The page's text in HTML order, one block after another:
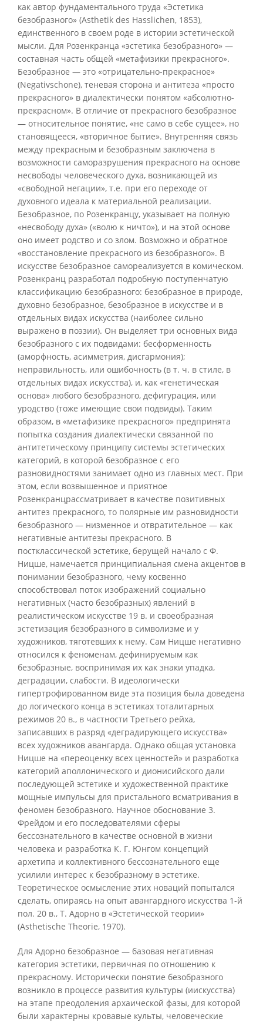
как автор фундаментального труда «Эстетика
безобразного» (Asthetik des Hasslichen, 1853),
единственного в своем роде в истории эстетической
мысли. Для Розенкранца «эстетика безобразного» —
составная часть общей «метафизики прекрасного».
Безобразное — это «отрицательно-прекрасное»
(Negativschone), теневая сторона и антитеза «просто
прекрасного» в диалектически понятом «абсолютно-
прекрасном». В отличие от прекрасного безобразное
— относительное понятие, «не само в себе сущее», но
становящееся, «вторичное бытие». Внутренняя связь
между прекрасным и безобразным заключена в
возможности саморазрушения прекрасного на основе
несвободы человеческого духа, возникающей из
«свободной негации», т.е. при его переходе от
духовного идеала к материальной реализации.
Безобразное, по Розенкранцу, указывает на полную
«несвободу духа» («волю к ничто»), и на этой основе
оно имеет родство и со злом. Возможно и обратное
«восстановление прекрасного из безобразного». В
искусстве безобразное самореализуется в комическом.
Розенкранц разработал подробную поступенчатую
классификацию безобразного: безобразное в природе,
духовно безобразное, безобразное в искусстве и в
отдельных видах искусства (наиболее сильно
выражено в поэзии). Он выделяет три основных вида
безобразного с их подвидами: бесформенность
(аморфность, асимметрия, дисгармония);
неправильность, или ошибочность (в т. ч. в стиле, в
отдельных видах искусства), и, как «генетическая
основа» любого безобразного, дефигурация, или
уродство (тоже имеющие свои подвиды). Таким
образом, в «метафизике прекрасного» предпринята
попытка создания диалектически связанной по
антитетическому принципу системы эстетических
категорий, в которой безобразное с его
разновидностями занимает одно из главных мест. При
этом, если возвышенное и приятное
Розенкранцрассматривает в качестве позитивных
антитез прекрасного, то полярные им разновидности
безобразного — низменное и отвратительное — как
негативные антитезы прекрасного. В
постклассической эстетике, берущей начало с Ф.
Ницше, намечается принципиальная смена акцентов в
понимании безобразного, чему косвенно
способствовал поток изображений социально
негативных (часто безобразных) явлений в
реалистическом искусстве 19 в. и своеобразная
эстетизация безобразного в символизме и у
художников, тяготевших к нему. Сам Ницше негативно
относился к феноменам, дефинируемым как
безобразные, воспринимая их как знаки упадка,
деградации, слабости. В идеологически
гипертрофированном виде эта позиция была доведена
до логического конца в эстетиках тоталитарных
режимов 20 в., в частности Третьего рейха,
записавших в разряд «деградирующего искусства»
всех художников авангарда. Однако общая установка
Ницше на «переоценку всех ценностей» и разработка
категорий аполлонического и дионисийского дали
последующей эстетике и художественной практике
мощные импульсы для пристального всматривания в
феномен безобразного. Научное обоснование 3.
Фрейдом и его последователями сферы
бессознательного в качестве основной в жизни
человека и разработка К. Г. Юнгом концепций
архетипа и коллективного бессознательного еще
усилили интерес к безобразному в эстетике.
Теоретическое осмысление этих новаций попытался
сделать, опираясь на опыт авангардного искусства 1-й
пол. 20 в., Т. Адорно в «Эстетической теории»
(Asthetische Theorie, 1970).
Для Адорно безобразное — базовая негативная
категория эстетики, первичная по отношению к
прекрасному. Исторически понятие безобразного
возникло в процессе развития культуры (иискусства)
на этапе преодоления архаической фазы, для которой
были характерны кровавые культы, человеческие